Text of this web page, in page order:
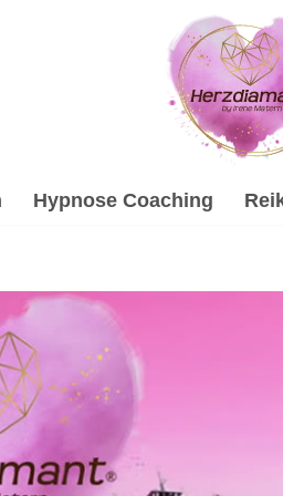
Hypnose Coaching
↗️💓️Herzdiamant.net als auch
steigern Ihren Erfolg ✉.